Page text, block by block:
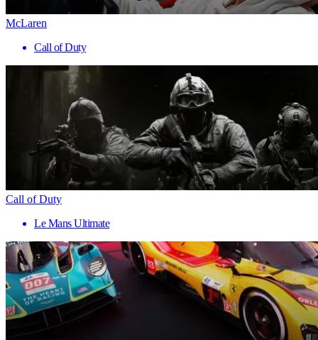
McLaren
Call of Duty
Call of Duty
Le Mans Ultimate